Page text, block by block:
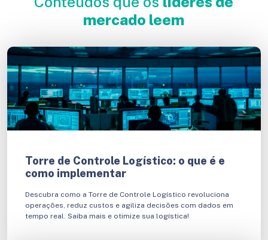
mercado leem
Torre de Controle Logístico: o que é e
como implementar
Descubra como a Torre de Controle Logístico revoluciona
operações, reduz custos e agiliza decisões com dados em
tempo real. Saiba mais e otimize sua logística!